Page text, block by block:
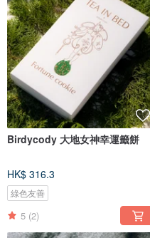
Birdycody 大地女神幸運籤餅
HK$ 316.3
綠色友善
5 (2)